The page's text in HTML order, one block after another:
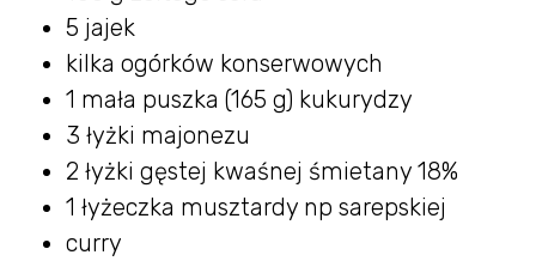
5 jajek
kilka ogórków konserwowych
1 mała puszka (165 g) kukurydzy
3 łyżki majonezu
2 łyżki gęstej kwaśnej śmietany 18%
1 łyżeczka musztardy np sarepskiej
curry